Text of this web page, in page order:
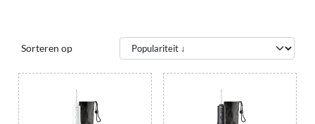
Sorteren op